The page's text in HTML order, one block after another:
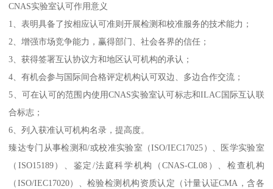
CNAS实验室认可作用意义
1、表明具备了按相应认可准则开展检测和校准服务的技术能力；
2、增强市场竞争能力，赢得部门、社会各界的信任；
3、获得签署互认协议方和地区认可机构的承认；
4、有机会参与国际间合格评定机构认可双边、多边合作交流；
5、可在认可的范围内使用CNAS实验室认可标志和ILAC国际互认联
合标志；
6、列入获准认可机构名录，提高度。
臻达专门从事检测和/或校准实验室（ISO/IEC17025）、医学实验室
（ISO15189）、鉴定/法庭科学机构（CNAS-CL08）、检查机构
（ISO/IEC17020）、检验检测机构资质认定（计量认证CMA，含各